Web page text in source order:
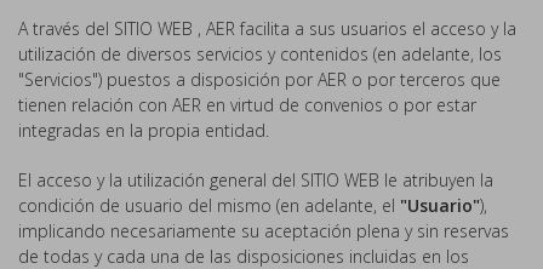
A través del SITIO WEB , AER facilita a sus usuarios el acceso y la
utilización de diversos servicios y contenidos (en adelante, los
"Servicios") puestos a disposición por AER o por terceros que
tienen relación con AER en virtud de convenios o por estar
integradas en la propia entidad.
El acceso y la utilización general del SITIO WEB le atribuyen la
condición de usuario del mismo (en adelante, el "Usuario"),
implicando necesariamente su aceptación plena y sin reservas
de todas y cada una de las disposiciones incluidas en los